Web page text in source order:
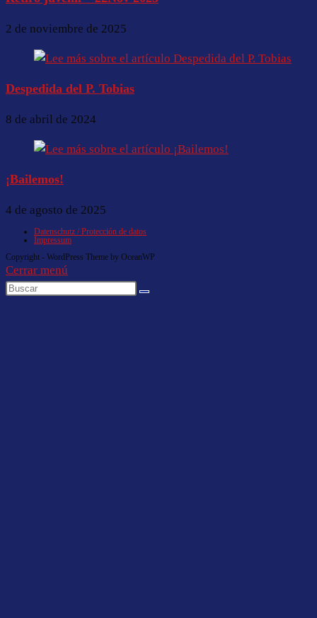
2 de noviembre de 2025
Despedida del P. Tobias
8 de abril de 2024
¡Bailemos!
4 de agosto de 2025
Datenschutz / Protección de datos
Impressum
Copyright - WordPress Theme by OceanWP
Cerrar menú